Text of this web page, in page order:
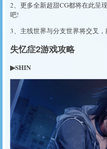
2、更多全新超甜CG都将在此呈
吧!
3、主线世界与分支世界将交叉
失忆症2游戏攻略
▶SHIN